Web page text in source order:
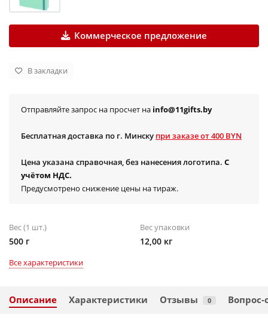
Коммерческое предложение
В закладки
Отправляйте запрос на просчет на info@11gifts.by
Бесплатная доставка по г. Минску при заказе от 400 BYN
Цена указана справочная, без нанесения логотипа. С
учётом НДС.
Предусмотрено снижение цены на тираж.
Вес (1 шт.)
500 г
Вес упаковки
12,00 кг
Все характеристики
Описание Характеристики Отзывы 0 Вопрос-